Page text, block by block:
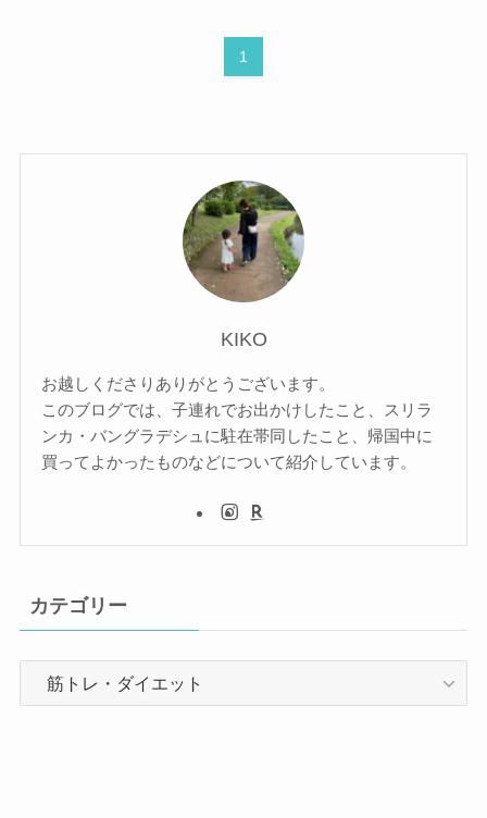
1
KIKO
お越しくださりありがとうございます。
このブログでは、子連れでお出かけしたこと、スリラ
ンカ・バングラデシュに駐在帯同したこと、帰国中に
買ってよかったものなどについて紹介しています。
カテゴリー